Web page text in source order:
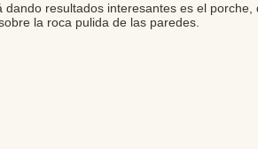
dando resultados interesantes es el
la roca pulida de las paredes.